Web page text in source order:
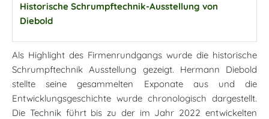
Historische Schrumpftechnik-Ausstellung von
Diebold
Als Highlight des Firmenrundgangs wurde die historische
Schrumpftechnik Ausstellung gezeigt. Hermann Diebold
stellte seine gesammelten Exponate aus und die
Entwicklungsgeschichte wurde chronologisch dargestellt.
Die Technik führt bis zu der im Jahr 2022 entwickelten